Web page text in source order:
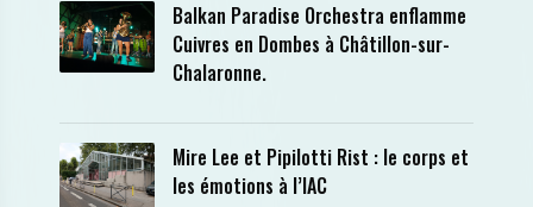
Balkan Paradise Orchestra enflamme
Cuivres en Dombes à Châtillon-sur-
Chalaronne.
Mire Lee et Pipilotti Rist : le corps et
les émotions à l’IAC